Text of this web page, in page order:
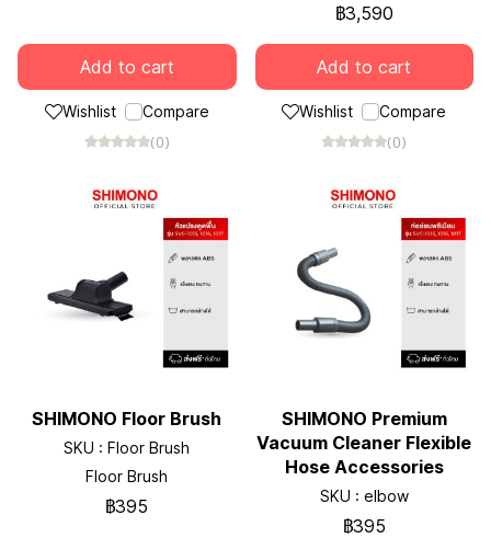
Add to cart
Wishlist Compare
(0)
฿3,590
Add to cart
Wishlist Compare
(0)
SHIMONO Floor Brush
SKU : Floor Brush
Floor Brush
฿395
SHIMONO Premium
Vacuum Cleaner Flexible
Hose Accessories
SKU : elbow
฿395